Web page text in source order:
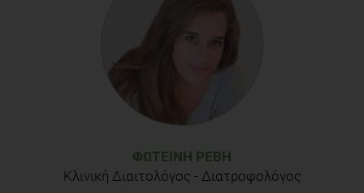
Volume 2012, Article ID 727630,7 pages
doi:10.1155/2012/727630.
David A. Hanley and Susan J. Whiting. 2013. Does a High
Dietary Acid Content Cause Bone Loss, and Can Bone Loss
Be Prevented With an Alkaline Diet? Journal of Clinical
Densitometry: Assessment & Management of
Fenton TR, Huang T. Systematic review of the association
between dietary acid load, alkaline water and cancer.BMJ
ΦΩΤΕΙΝΉ ΡΈΒΗ
Κλινική Διαιτολόγος - Διατροφολόγος